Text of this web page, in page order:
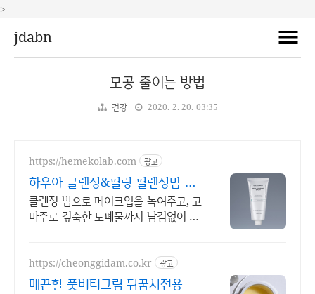
>
jdabn
모공 줄이는 방법
건강 2020. 2. 20. 03:35
https://hemekolab.com 광고
하우아 클렌징&필링 필렌징밤 헤
메코랩에선 100%무료배송
클렌징 밤으로 메이크업을 녹여주고, 고
마주로 깊숙한 노폐물까지 남김없이 흡
https://cheonggidam.co.kr 광고
매끈힐 풋버터크림 뒤꿈치전용